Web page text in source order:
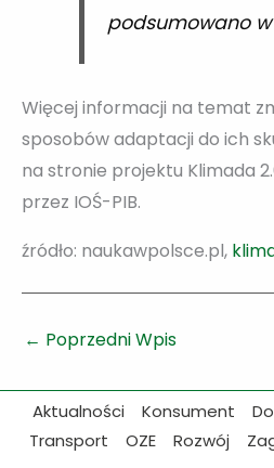
podsumowano
Więcej informacji na temat
sposobów adaptacji do ich
na stronie projektu Klimada
przez IOŚ-PIB.
źródło: naukawpolsce.pl,
← Poprzedni Wpis
Aktualności Konsument
Transport
OZE Rozwój